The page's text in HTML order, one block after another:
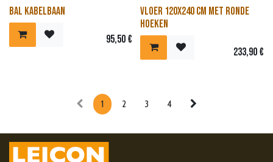
Bal kabelbaan
95,50€
Vloer 120x240 cm met ronde
hoeken
233,90€
1 2 3 4